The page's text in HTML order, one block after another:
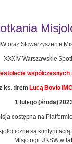
oraz Stowarzyszenie
XXXIV Warszawskie
ks. drem Lucą Bovio IMC
1 lutego (środa)
dostępna na
są
Misjologii UKSW w